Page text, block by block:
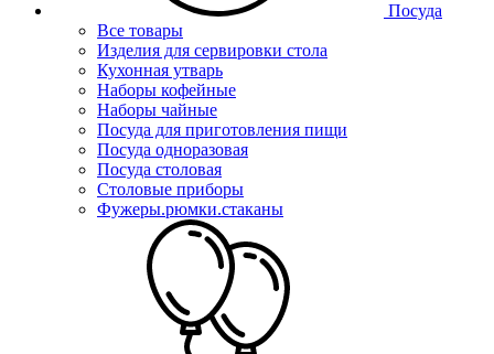
Посуда
Все товары
Изделия для сервировки стола
Кухонная утварь
Наборы кофейные
Наборы чайные
Посуда для приготовления пищи
Посуда одноразовая
Посуда столовая
Столовые приборы
Фужеры.рюмки.стаканы